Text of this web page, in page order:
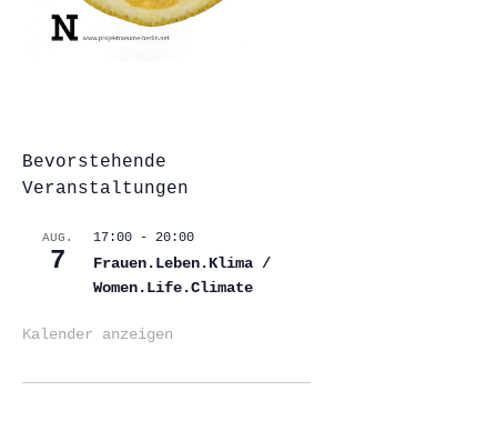
Bevorstehende
Veranstaltungen
AUG.
7
17:00 - 20:00
Frauen.Leben.Klima /
Women.Life.Climate
Kalender anzeigen